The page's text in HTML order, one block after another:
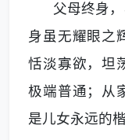
父母终身
身虽无耀眼之
恬淡寡欲，坦
极端普通；从
是儿女永远的楷